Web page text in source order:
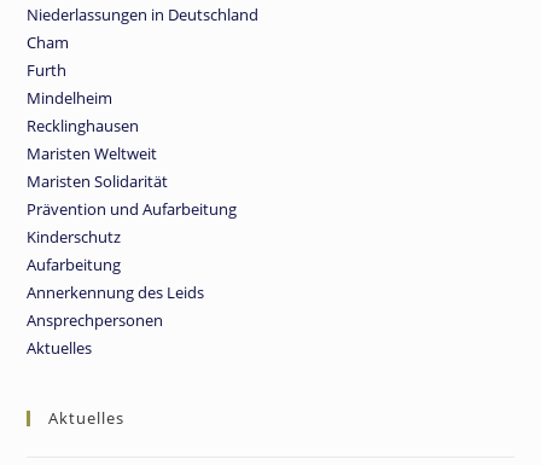
Niederlassungen in Deutschland
Cham
Furth
Mindelheim
Recklinghausen
Maristen Weltweit
Maristen Solidarität
Prävention und Aufarbeitung
Kinderschutz
Aufarbeitung
Annerkennung des Leids
Ansprechpersonen
Aktuelles
Aktuelles